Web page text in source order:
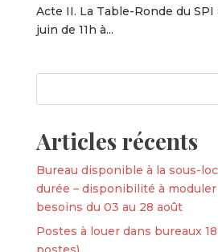
Acte II. La Table-Ronde du SPI
juin de 11h à...
Articles récents
Bureau disponible à la sous-
durée – disponibilité à
besoins du 03 au 28 août
Postes à louer dans bureaux